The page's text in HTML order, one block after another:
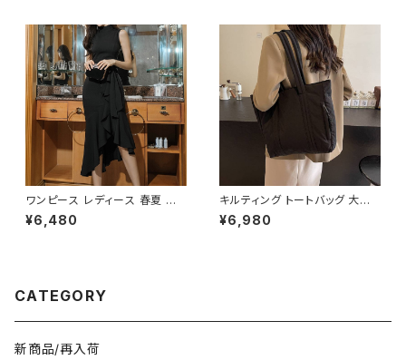
0218
ワンピース レディース 春夏 秋
冬 春 夏 秋 冬 黒 ドレス マーメ
イドワンピース ドレスワンピー
ー 10代 20代 30代 40代 C-D
¥6,480
キルティング トートバッグ 大容
量 肩掛けバッグ レディース バッ
グ シンプル 無地 カジュアル 韓
¥6,980
CATEGORY
新商品/再入荷